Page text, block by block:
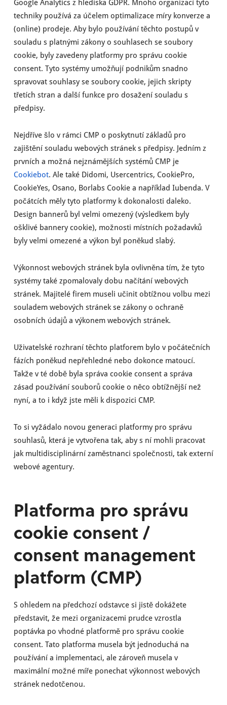
Google Analytics z hlediska GDPR. Mnoho organizací tyto
techniky používá za účelem optimalizace míry konverze a
(online) prodeje. Aby bylo používání těchto postupů v
souladu s platnými zákony o souhlasech se soubory
cookie, byly zavedeny platformy pro správu cookie
consent. Tyto systémy umožňují podnikům snadno
spravovat souhlasy se soubory cookie, jejich skripty
třetích stran a další funkce pro dosažení souladu s
předpisy.
Nejdříve šlo v rámci CMP o poskytnutí základů pro
zajištění souladu webových stránek s předpisy. Jedním z
prvních a možná nejznámějších systémů CMP je
Cookiebot. Ale také Didomi, Usercentrics, CookiePro,
CookieYes, Osano, Borlabs Cookie a například Iubenda. V
počátcích měly tyto platformy k dokonalosti daleko.
Design bannerů byl velmi omezený (výsledkem byly
ošklivé bannery cookie), možnosti místních požadavků
byly velmi omezené a výkon byl poněkud slabý.
Výkonnost webových stránek byla ovlivněna tím, že tyto
systémy také zpomalovaly dobu načítání webových
stránek. Majitelé firem museli učinit obtížnou volbu mezi
souladem webových stránek se zákony o ochraně
osobních údajů a výkonem webových stránek.
Uživatelské rozhraní těchto platforem bylo v počátečních
fázích poněkud nepřehledné nebo dokonce matoucí.
Takže v té době byla správa cookie consent a správa
zásad používání souborů cookie o něco obtížnější než
nyní, a to i když jste měli k dispozici CMP.
To si vyžádalo novou generaci platformy pro správu
souhlasů, která je vytvořena tak, aby s ní mohli pracovat
jak multidisciplinární zaměstnanci společnosti, tak externí
webové agentury.
Platforma pro správu
cookie consent /
consent management
platform (CMP)
S ohledem na předchozí odstavce si jistě dokážete
představit, že mezi organizacemi prudce vzrostla
poptávka po vhodné platformě pro správu cookie
consent. Tato platforma musela být jednoduchá na
používání a implementaci, ale zároveň musela v
maximální možné míře ponechat výkonnost webových
stránek nedotčenou.